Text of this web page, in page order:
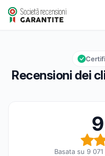
Méanail Paris
Valutazione globale: 9,1 su 10
9,1/10
Recensioni dei
Basata su 9